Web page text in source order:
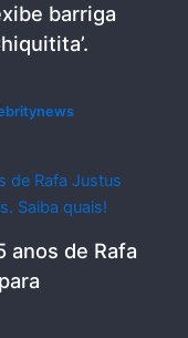
barriga
anos de Rafa